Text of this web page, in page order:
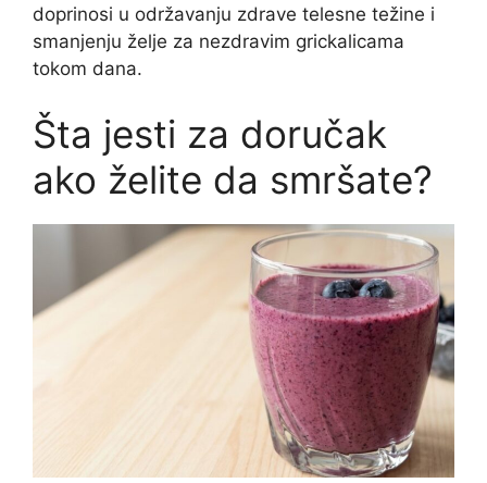
doprinosi u održavanju zdrave telesne težine i
smanjenju želje za nezdravim grickalicama
tokom dana.
Šta jesti za doručak
ako želite da smršate?